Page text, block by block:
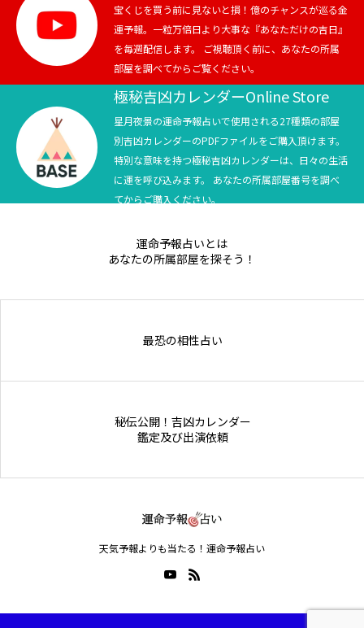
スポーツ
競馬
テニス四大大会・五輪
テニス四大大会・五輪
宝くじを買う前に見ないと損！億のチャンスが巡る金
運予報。一粒万倍日より大事な『あなただけの吉日』
を毎週配信します。 ご視聴頂く前に、あなたの所属
部屋を調べてからご覧ください。
極秘吉凶カレンダーOnline Store
星月夜景の運命予報占いで使用される27種類の部屋
別吉凶カレンダーのPDFファイルをご購入頂けます。
特別な意味を持つ極秘吉凶カレンダーは、日々の生活
に運を呼び込みます。 あなたの所属部屋番号を調べ
てからご購入ください。
運命予報占いとは
あなたの所属部屋を探そう！
最恐の相性占い
秘伝公開！吉凶カレンダー
鑑定及び出演依頼
天気予報よりも当たる！運命予報占い